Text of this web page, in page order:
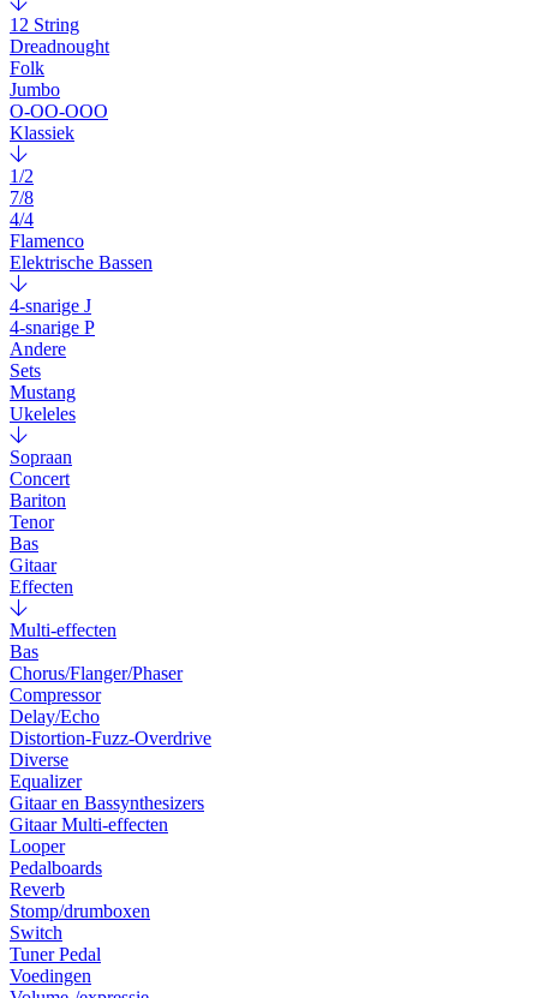
12 String
Dreadnought
Folk
Jumbo
O-OO-OOO
Klassiek
1/2
7/8
4/4
Flamenco
Elektrische Bassen
4-snarige J
4-snarige P
Andere
Sets
Mustang
Ukeleles
Sopraan
Concert
Bariton
Tenor
Bas
Gitaar
Effecten
Multi-effecten
Bas
Chorus/Flanger/Phaser
Compressor
Delay/Echo
Distortion-Fuzz-Overdrive
Diverse
Equalizer
Gitaar en Bassynthesizers
Gitaar Multi-effecten
Looper
Pedalboards
Reverb
Stomp/drumboxen
Switch
Tuner Pedal
Voedingen